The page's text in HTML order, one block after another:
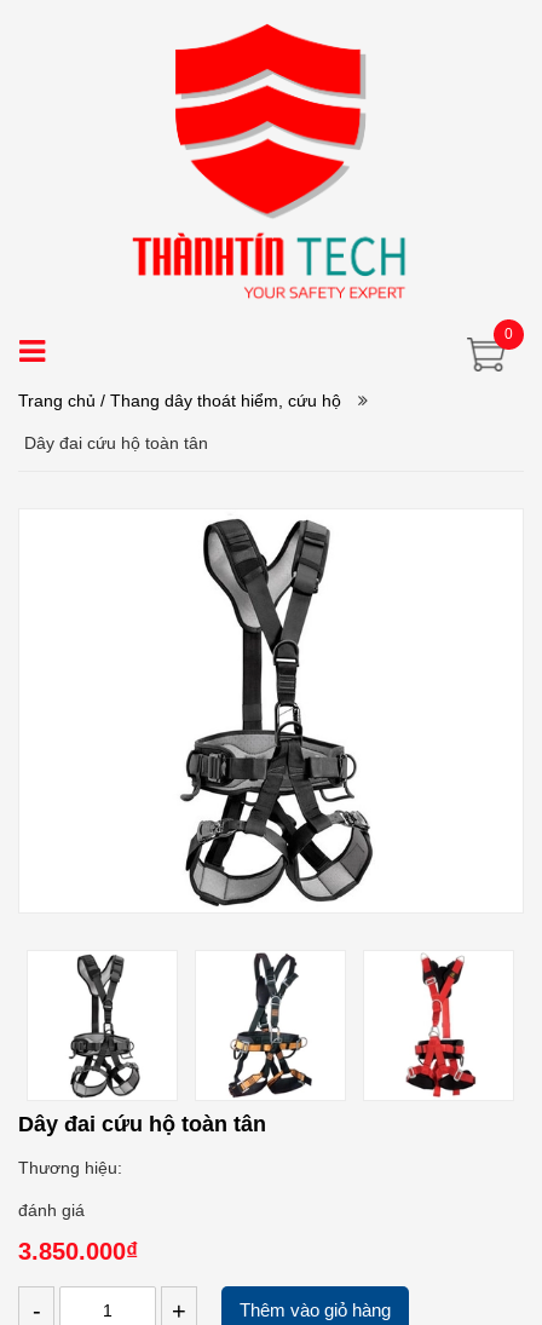
0
Trang chủ / Thang dây thoát hiểm, cứu hộ
Dây đai cứu hộ toàn tân
Dây đai cứu hộ toàn tân
Thương hiệu:
đánh giá
3.850.000₫
- + Thêm vào giỏ hàng